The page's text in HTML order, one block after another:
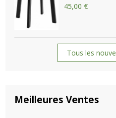
45,00 €
Tous les
Meilleures Ventes